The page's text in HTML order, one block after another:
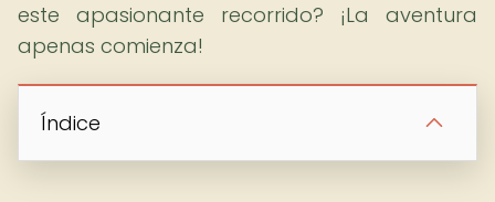
este apasionante recorrido? ¡La aventura
apenas comienza!
Índice